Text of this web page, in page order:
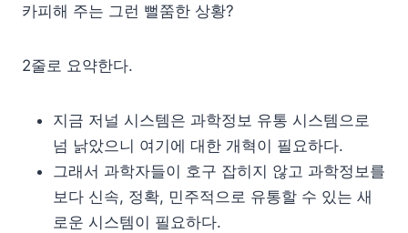
카피해 주는 그런 뻘쭘한 상황?
2줄로 요약한다.
지금 저널 시스템은 과학정보 유통 시스템으로
넘 낡았으니 여기에 대한 개혁이 필요하다.
그래서 과학자들이 호구 잡히지 않고 과학정보를
보다 신속, 정확, 민주적으로 유통할 수 있는 새
로운 시스템이 필요하다.